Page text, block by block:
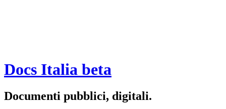
Docs Italia beta
Documenti pubblici, digitali.